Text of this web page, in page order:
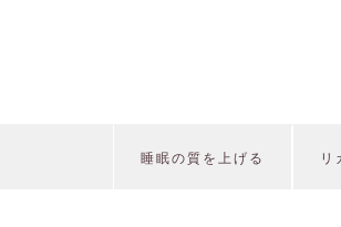
睡眠の質を上げる リ